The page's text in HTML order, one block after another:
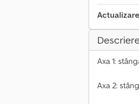
Axa 1:
Axa 2: